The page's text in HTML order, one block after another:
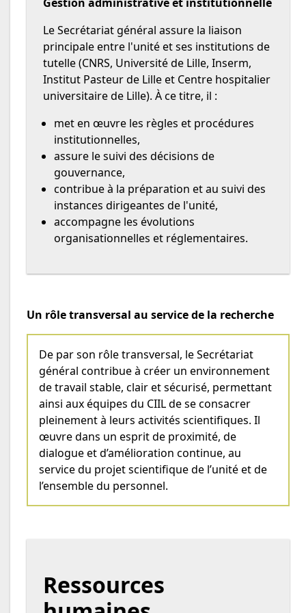
Gestion administrative et institutionnelle
Le Secrétariat général assure la liaison
principale entre l'unité et ses institutions de
tutelle (CNRS, Université de Lille, Inserm,
Institut Pasteur de Lille et Centre hospitalier
universitaire de Lille). À ce titre, il :
met en œuvre les règles et procédures
institutionnelles,
assure le suivi des décisions de
gouvernance,
contribue à la préparation et au suivi des
instances dirigeantes de l'unité,
accompagne les évolutions
organisationnelles et réglementaires.
Un rôle transversal au service de la recherche
De par son rôle transversal, le Secrétariat
général contribue à créer un environnement
de travail stable, clair et sécurisé, permettant
ainsi aux équipes du CIIL de se consacrer
pleinement à leurs activités scientifiques. Il
œuvre dans un esprit de proximité, de
dialogue et d’amélioration continue, au
service du projet scientifique de l’unité et de
l’ensemble du personnel.
Ressources